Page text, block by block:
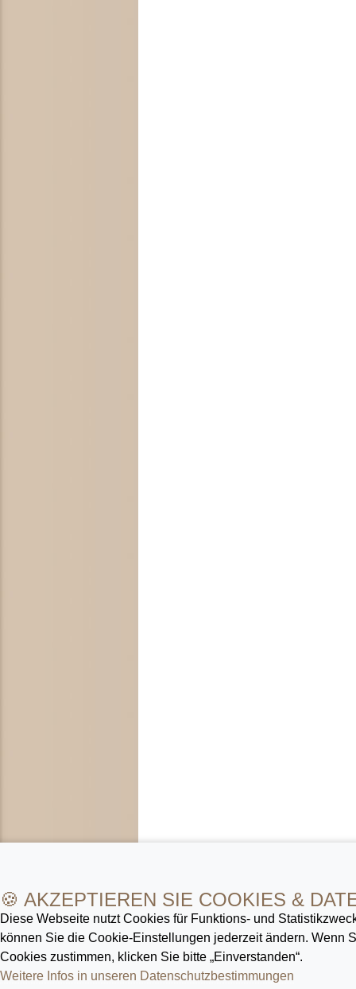
🍪 AKZEPTIEREN SIE COOKIES &
Diese Webseite nutzt Cookies für Funktions- und
können Sie die Cookie-Ein­stellungen jederzeit ändern. Wenn
Cookies zustimmen, klicken Sie bitte „Einverstanden“.
Weitere Infos in unseren Datenschutz­bestimmungen